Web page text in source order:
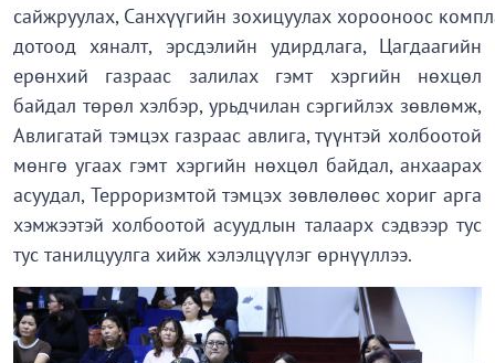
сайжруулах, Санхүүгийн зохицуулах хорооноос
дотоод хяналт, эрсдэлийн удирдлага, Цагдаагийн
ерөнхий газраас залилах гэмт хэргийн нөхцөл
байдал төрөл хэлбэр, урьдчилан сэргийлэх зөвлөмж,
Авлигатай тэмцэх газраас авлига, түүнтэй холбоотой
мөнгө угаах гэмт хэргийн нөхцөл байдал, анхаарах
асуудал, Терроризмтой тэмцэх зөвлөлөөс хориг арга
хэмжээтэй холбоотой асуудлын талаарх сэдвээр тус
тус танилцуулга хийж хэлэлцүүлэг өрнүүллээ.